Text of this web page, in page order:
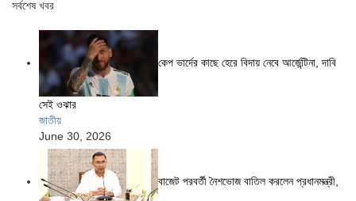
সর্বশেষ খবর
কেপ ভার্দের কাছে হেরে বিদায় নেবে আর্জেন্টিনা, দাবি
সেই ওঝার
জাতীয়
June 30, 2026
বাজেট পরবর্তী নৈশভোজ বাতিল করলেন প্রধানমন্ত্রী,